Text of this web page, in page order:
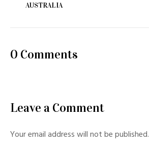
AUSTRALIA
0 Comments
Leave a Comment
Your email address will not be published.